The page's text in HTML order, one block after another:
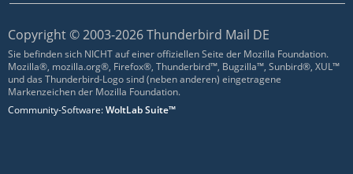
Copyright © 2003-2026 Thunderbird Mail DE
Sie befinden sich NICHT auf einer offiziellen Seite der Mozilla Foundation.
Mozilla®, mozilla.org®, Firefox®, Thunderbird™, Bugzilla™, Sunbird®, XUL™
und das Thunderbird-Logo sind (neben anderen) eingetragene
Markenzeichen der Mozilla Foundation.
Community-Software:WoltLab Suite™